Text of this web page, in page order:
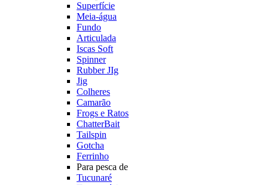
Superfície
Meia-água
Fundo
Articulada
Iscas Soft
Spinner
Rubber JIg
Jig
Colheres
Camarão
Frogs e Ratos
ChatterBait
Tailspin
Gotcha
Ferrinho
Para pesca de
Tucunaré